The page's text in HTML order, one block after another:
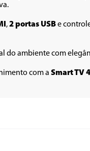
, 2 portas USB e
do ambiente com
com a Smart TV